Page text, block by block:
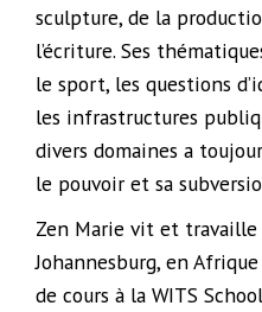
sculpture, de la
l’écriture. Ses
le sport, les questions
les infrastructures
divers domaines a
le pouvoir et sa
Zen Marie vit et
Johannesburg, en
de cours à la WITS